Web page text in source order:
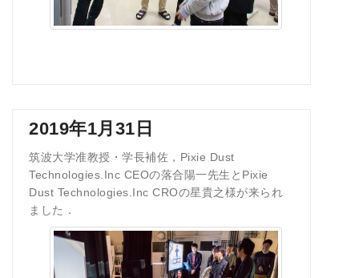
2019年1月31日
筑波大学准教授・学長補佐，Pixie Dust
Technologies.Inc CEOの落合陽一先生とPixie
Dust Technologies.Inc CROの星貴之様が来られ
ました．